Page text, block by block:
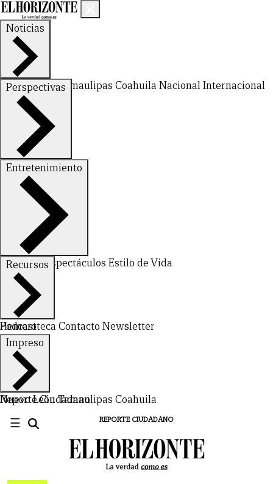
Noticias
Nuevo LeónTamaulipas Coahuila NacionalInternacional
Perspectivas
FinanzasOpinión
Entretenimiento
DeportesEspectáculos Estilo de Vida
Recursos
Hemeroteca Contacto Newsletter
Podcast
Impreso
Nuevo LeónTamaulipas Coahuila
Reporte Ciudadano
☰ REPORTE CIUDADANO